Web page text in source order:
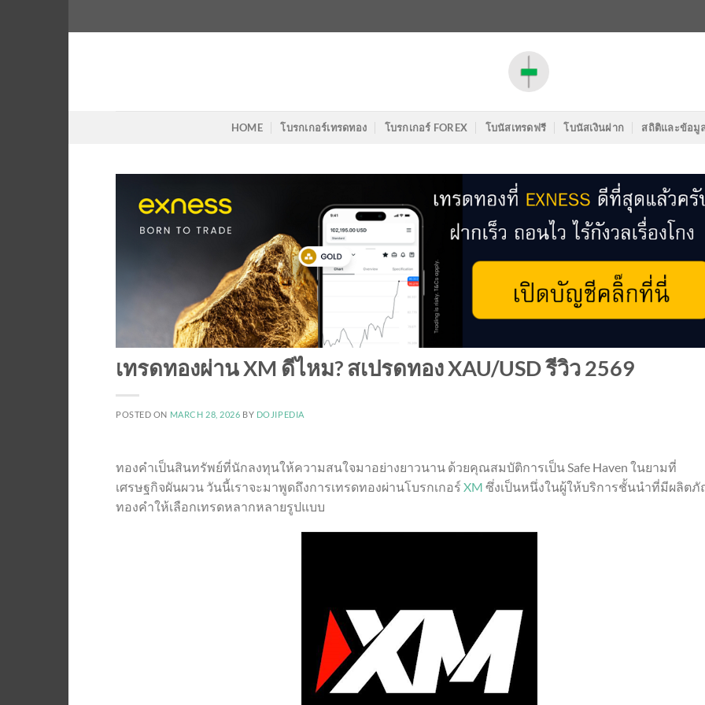
to
HOME โบรกเกอร์เทรดทอง โบรกเกอร์ FOREX โบนัสเทรดฟรี โบนัสเงินฝาก สถิติและข้อมู
เทรดทองผ่าน XM ดีไหม? สเปรดทอง XAU/USD รีวิว 2569
POSTED ON MARCH 28, 2026 BY DOJIPEDIA
ทองคำเป็นสินทรัพย์ที่นักลงทุนให้ความสนใจมาอย่างยาวนาน ด้วยคุณสมบัติการเป็น Safe Haven ในยามที่
เศรษฐกิจผันผวน วันนี้เราจะมาพูดถึงการเทรดทองผ่านโบรกเกอร์ XM ซึ่งเป็นหนึ่งในผู้ให้บริการชั้นนำที่มีผลิต
ทองคำให้เลือกเทรดหลากหลายรูปแบบ